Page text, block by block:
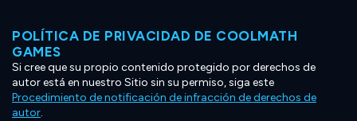
POLÍTICA DE PRIVACIDAD DE COOLMATH
GAMES
Si cree que su propio contenido protegido por derechos de
autor está en nuestro Sitio sin su permiso, siga este
Procedimiento de notificación de infracción de derechos de
autor.